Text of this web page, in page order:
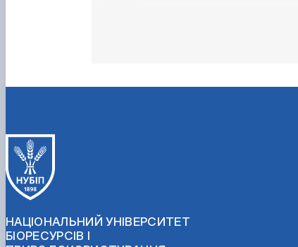
НАЦІОНАЛЬНИЙ УНІВЕРСИТЕТ
БІОРЕСУРСІВ І